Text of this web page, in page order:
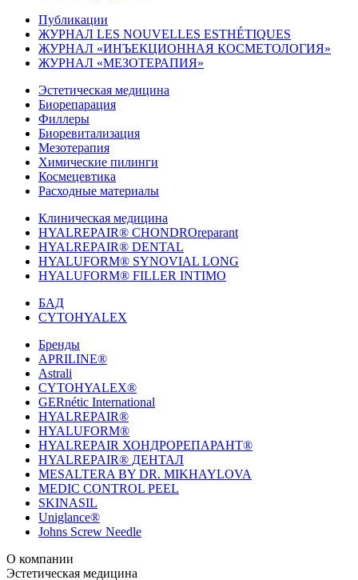
Публикации
ЖУРНАЛ LES NOUVELLES ESTHÉTIQUES
ЖУРНАЛ «ИНЪЕКЦИОННАЯ КОСМЕТОЛОГИЯ»
ЖУРНАЛ «МЕЗОТЕРАПИЯ»
Эстетическая медицина
Биорепарация
Филлеры
Биоревитализация
Мезотерапия
Химические пилинги
Космецевтика
Расходные материалы
Клиническая медицина
HYALREPAIR® CHONDROreparant
HYALREPAIR® DENTAL
HYALUFORM® SYNOVIAL LONG
HYALUFORM® FILLER INTIMO
БАД
CYTOHYALEX
Бренды
APRILINE®
Astrali
CYTOHYALEX®
GERnétic International
HYALREPAIR®
HYALUFORM®
HYALREPAIR ХОНДРОРЕПАРАНТ®
HYALREPAIR® ДЕНТАЛ
MESALTERA BY DR. MIKHAYLOVA
MEDIC CONTROL PEEL
SKINASIL
Uniglance®
Johns Screw Needle
О компании
История компанииНаучный центр
Эстетическая медицина